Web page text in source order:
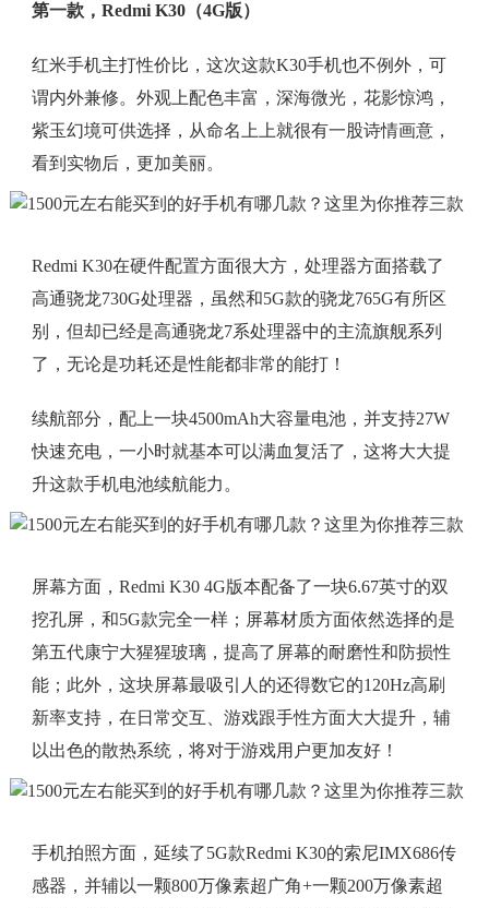
第一款，Redmi K30（4G版）
红米手机主打性价比，这次这款K30手机也不例外，可
谓内外兼修。外观上配色丰富，深海微光，花影惊鸿，
紫玉幻境可供选择，从命名上上就很有一股诗情画意，
看到实物后，更加美丽。
Redmi K30在硬件配置方面很大方，处理器方面搭载了
高通骁龙730G处理器，虽然和5G款的骁龙765G有所区
别，但却已经是高通骁龙7系处理器中的主流旗舰系列
了，无论是功耗还是性能都非常的能打！
续航部分，配上一块4500mAh大容量电池，并支持27W
快速充电，一小时就基本可以满血复活了，这将大大提
升这款手机电池续航能力。
屏幕方面，Redmi K30 4G版本配备了一块6.67英寸的双
挖孔屏，和5G款完全一样；屏幕材质方面依然选择的是
第五代康宁大猩猩玻璃，提高了屏幕的耐磨性和防损性
能；此外，这块屏幕最吸引人的还得数它的120Hz高刷
新率支持，在日常交互、游戏跟手性方面大大提升，辅
以出色的散热系统，将对于游戏用户更加友好！
手机拍照方面，延续了5G款Redmi K30的索尼IMX686传
感器，并辅以一颗800万像素超广角+一颗200万像素超